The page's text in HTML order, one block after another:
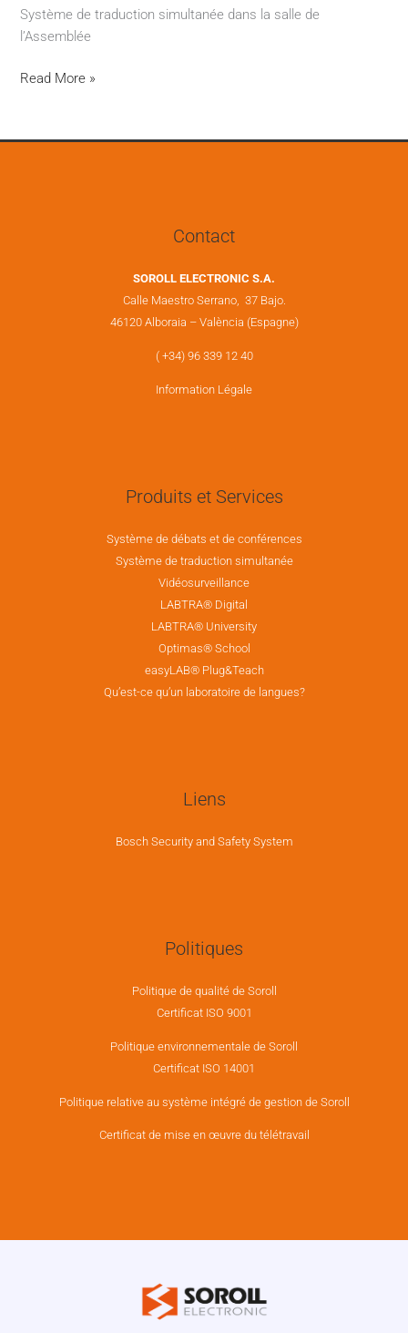
Système de traduction simultanée dans la salle de
l’Assemblée
Read More »
Contact
SOROLL ELECTRONIC S.A.
Calle Maestro Serrano, 37 Bajo.
46120 Alboraia – València (Espagne)
( +34) 96 339 12 40
Information Légale
Produits et Services
Système de débats et de conférences
Système de traduction simultanée
Vidéosurveillance
LABTRA® Digital
LABTRA® University
Optimas® School
easyLAB® Plug&Teach
Qu’est-ce qu’un laboratoire de langues?
Liens
Bosch Security and Safety System
Politiques
Politique de qualité de Soroll
Certificat ISO 9001
Politique environnementale de Soroll
Certificat ISO 14001
Politique relative au système intégré de gestion de Soroll
Certificat de mise en œuvre du télétravail